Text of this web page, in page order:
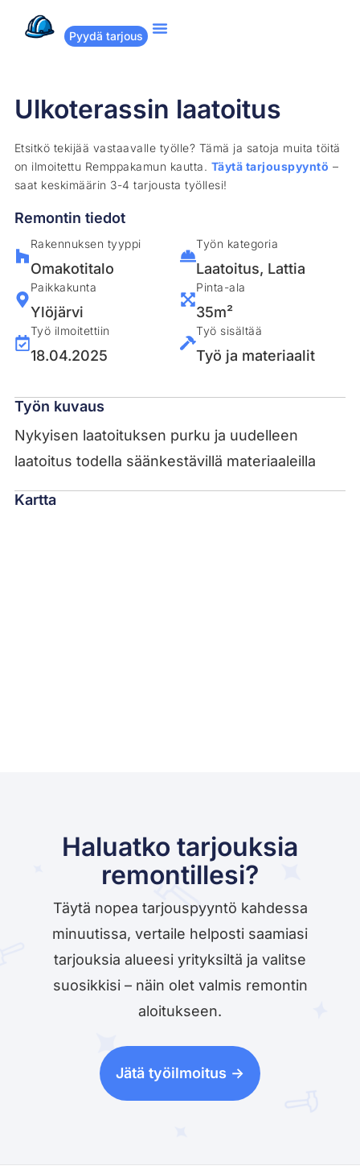
Pyydä tarjous
Ulkoterassin laatoitus
Etsitkö tekijää vastaavalle työlle? Tämä ja satoja muita töitä
on ilmoitettu Remppakamun kautta. Täytä tarjouspyyntö –
saat keskimäärin 3-4 tarjousta työllesi!
Remontin tiedot
Rakennuksen tyyppi
Omakotitalo
Paikkakunta
Ylöjärvi
Työ ilmoitettiin
18.04.2025
Työn kategoria
Laatoitus, Lattia
Pinta-ala
35m²
Työ sisältää
Työ ja materiaalit
Työn kuvaus
Nykyisen laatoituksen purku ja uudelleen
laatoitus todella säänkestävillä materiaaleilla
Kartta
Haluatko tarjouksia
remontillesi?
Täytä nopea tarjouspyyntö kahdessa
minuutissa, vertaile helposti saamiasi
tarjouksia alueesi yrityksiltä ja valitse
suosikkisi – näin olet valmis remontin
aloitukseen.
Jätä työilmoitus ->